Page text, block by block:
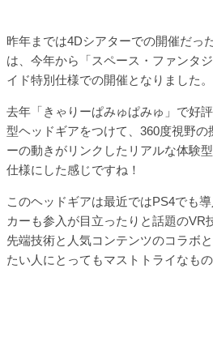
昨年までは4Dシアターでの開催だっ
は、今年から「スペース・ファンタ
イド特別仕様での開催となりました。
去年「きゃりーぱみゅぱみゅ」で好
型ヘッドギアをつけて、360度視野
ーの動きがリンクしたリアルな体験
仕様にした感じですね！
このヘッドギアは最近ではPS4でも
カーも参入が目立ったりと話題のVR
先端技術と人気コンテンツのコラボ
たい人にとってもマストトライなもの